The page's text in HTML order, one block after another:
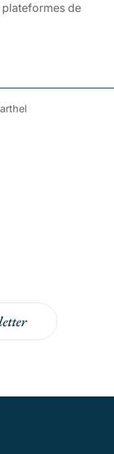
plateformes de